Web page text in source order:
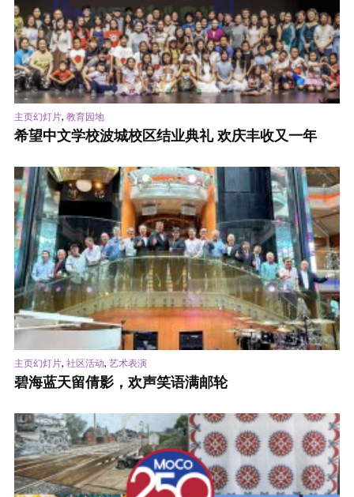
主页幻灯片, 教育园地
希望中文学校波城校区结业典礼 欢庆丰收又一年
主页幻灯片, 社区活动, 艺术表演
碧海蓝天留倩影，欢声笑语满邮轮